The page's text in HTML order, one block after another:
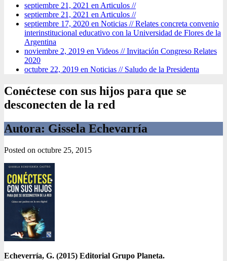
septiembre 21, 2021 en Articulos //
septiembre 21, 2021 en Articulos //
septiembre 17, 2020 en Noticias //Relates concreta convenio
interinstitucional educativo con la Universidad de Flores de la
Argentina
noviembre 2, 2019 en Videos //Invitación Congreso Relates
2020
octubre 22, 2019 en Noticias // Saludo de la Presidenta
Conéctese con sus hijos para que se
desconecten de la red
Autora: Gissela Echevarría
Posted on octubre 25, 2015
Echeverría, G. (2015) Editorial Grupo Planeta.